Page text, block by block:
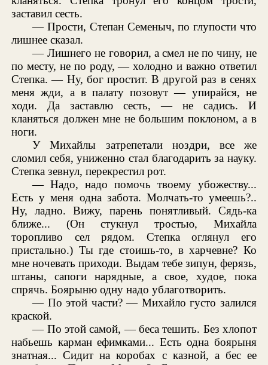
заставил сесть.
— Прости, Степан Семеныч, по глупости что
лишнее сказал.
— Лишнего не говорил, а смел не по чину, не
по месту, не по роду, — холодно и важно ответил
Степка. — Ну, бог простит. В другой раз в сенях
меня жди, а в палату позовут — упирайся, не
ходи. Да заставлю сесть, — не садись. И
кланяться должен мне не большим поклоном, а в
ноги.
У Михайлы затрепетали ноздри, все же
сломил себя, униженно стал благодарить за науку.
Степка зевнул, перекрестил рот.
— Надо, надо помочь твоему убожеству...
Есть у меня одна забота. Молчать-то умеешь?..
Ну, ладно. Вижу, парень понятливый. Сядь-ка
ближе... (Он стукнул тростью, Михайла
торопливо сел рядом. Степка оглянул его
пристально.) Ты где стоишь-то, в харчевне? Ко
мне ночевать приходи. Выдам тебе зипун, ферязь,
штаны, сапоги нарядные, а свое, худое, пока
спрячь. Боярыню одну надо ублаготворить.
— По этой части? — Михайло густо залился
краской.
— По этой самой, — беса тешить. Без хлопот
набьешь карман ефимками... Есть одна боярыня
знатная... Сидит на коробах с казной, а бес ее